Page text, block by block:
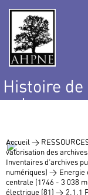
Histoire
nature
Accueil >
valorisation des
Inventaires d’archives
numériques) > Energie
centrale (1746 - 3 038
électrique (81) > 2.1.1